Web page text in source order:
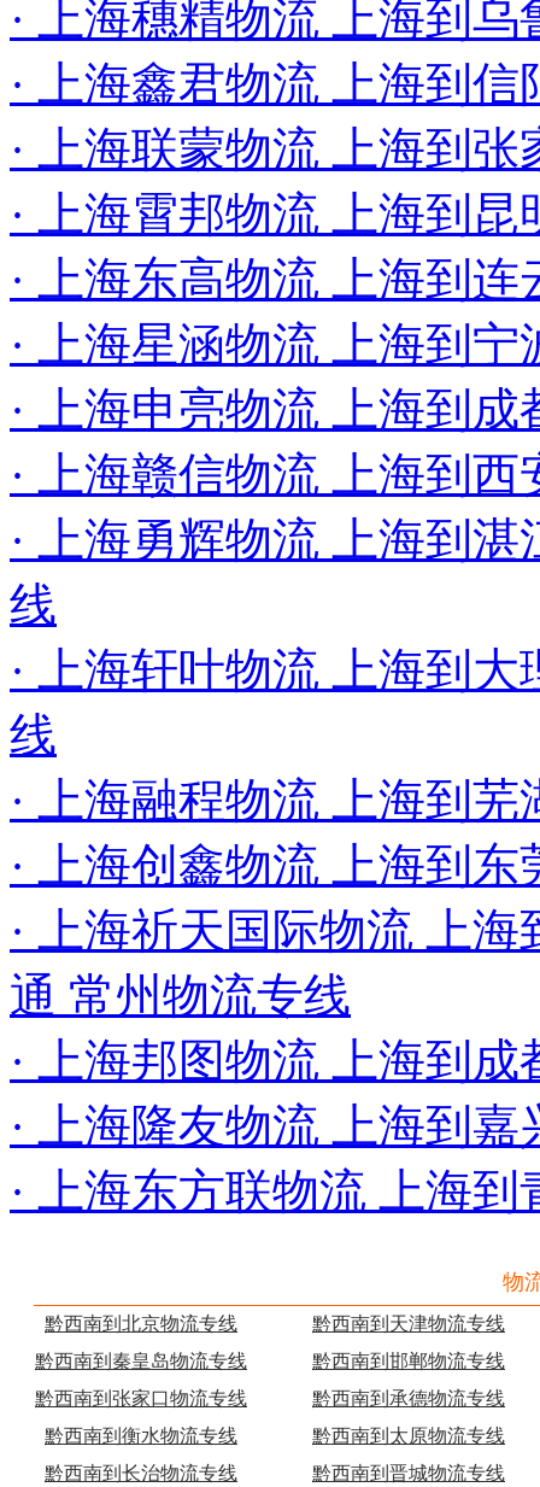
· 上海穗精物流 上海到
· 上海鑫君物流 上海到
· 上海联蒙物流 上海到
· 上海霄邦物流 上海到
· 上海东高物流 上海到
· 上海星涵物流 上海到宁
· 上海申亮物流 上海到
· 上海赣信物流 上海到
· 上海勇辉物流 上海到
线
· 上海轩叶物流 上海到
线
· 上海融程物流 上海到
· 上海创鑫物流 上海到东
· 上海祈天国际物流 上
通 常州物流专线
· 上海邦图物流 上海到
· 上海隆友物流 上海到嘉
· 上海东方联物流 上海
物
黔西南到北京物流专线
黔西南到天津物流专线
黔西南到秦皇岛物流专线
黔西南到邯郸物流专线
黔西南到张家口物流专线
黔西南到承德物流专线
黔西南到衡水物流专线
黔西南到太原物流专线
黔西南到长治物流专线
黔西南到晋城物流专线